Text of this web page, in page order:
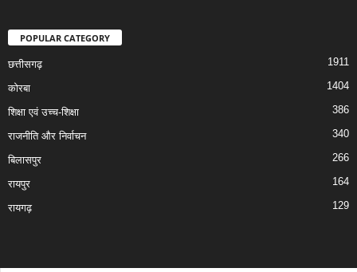
POPULAR CATEGORY
छत्तीसगढ़ 1911
कोरबा 1404
शिक्षा एवं उच्च-शिक्षा 386
राजनीति और निर्वाचन 340
बिलासपुर 266
रायपुर 164
रायगढ़ 129